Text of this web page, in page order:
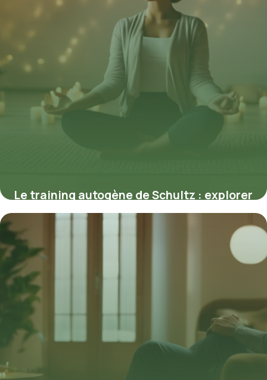
Le training autogène de Schultz : explorer
la puissance de l’auto-relaxation
18 mai 2026